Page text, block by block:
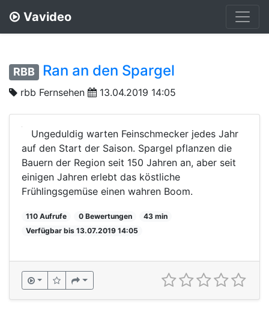
Vavideo
RBB Ran an den Spargel
rbb Fernsehen 13.04.2019 14:05
Ungeduldig warten Feinschmecker jedes Jahr
auf den Start der Saison. Spargel pflanzen die
Bauern der Region seit 150 Jahren an, aber seit
einigen Jahren erlebt das köstliche
Frühlingsgemüse einen wahren Boom.
110 Aufrufe 0 Bewertungen
43 min
Verfügbar bis 13.07.2019 14:05